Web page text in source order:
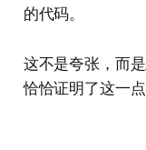
的代码。
这不是夸张，而
恰恰证明了这一